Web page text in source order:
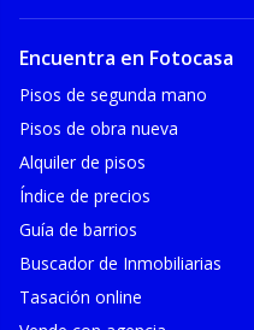
Encuentra en Fotocasa
Pisos de segunda mano
Pisos de obra nueva
Alquiler de pisos
Índice de precios
Guía de barrios
Buscador de Inmobiliarias
Tasación online